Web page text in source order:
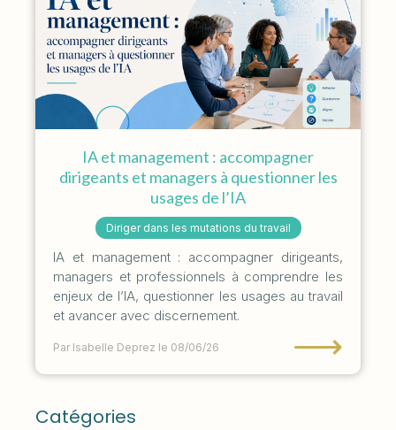
IA et management : accompagner
dirigeants et managers à questionner les
usages de l’IA
Diriger dans les mutations du travail
IA et management : accompagner dirigeants,
managers et professionnels à comprendre les
enjeux de l’IA, questionner les usages au travail
et avancer avec discernement.
Par Isabelle Deprez le 08/06/26 ⟶
Catégories